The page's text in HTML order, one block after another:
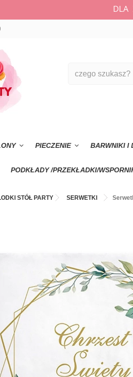
DLA
PIECZENIE BARWNIKI I
PODKŁADY /PRZEKŁADKI/
STÓŁ PARTY SERWETKI